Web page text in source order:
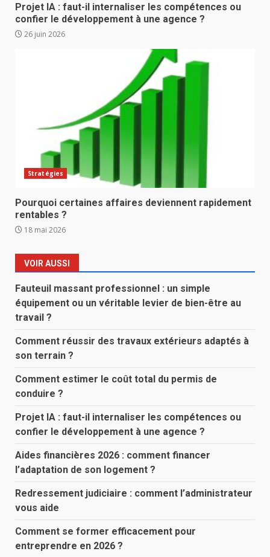
Projet IA : faut-il internaliser les compétences ou
confier le développement à une agence ?
26 juin 2026
Stratégies
Pourquoi certaines affaires deviennent rapidement
rentables ?
18 mai 2026
VOIR AUSSI
Fauteuil massant professionnel : un simple
équipement ou un véritable levier de bien-être au
travail ?
Comment réussir des travaux extérieurs adaptés à
son terrain ?
Comment estimer le coût total du permis de
conduire ?
Projet IA : faut-il internaliser les compétences ou
confier le développement à une agence ?
Aides financières 2026 : comment financer
l’adaptation de son logement ?
Redressement judiciaire : comment l’administrateur
vous aide
Comment se former efficacement pour
entreprendre en 2026 ?